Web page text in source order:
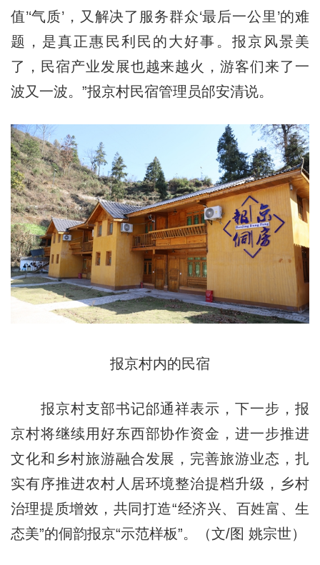
值’‘气质’，又解决了服务群众‘最后一公里’的难
题，是真正惠民利民的大好事。报京风景美
了，民宿产业发展也越来越火，游客们来了一
波又一波。”报京村民宿管理员邰安清说。
报京村内的民宿
报京村支部书记邰通祥表示，下一步，报
京村将继续用好东西部协作资金，进一步推进
文化和乡村旅游融合发展，完善旅游业态，扎
实有序推进农村人居环境整治提档升级，乡村
治理提质增效，共同打造“经济兴、百姓富、生
态美”的侗韵报京“示范样板”。（文/图 姚宗世）